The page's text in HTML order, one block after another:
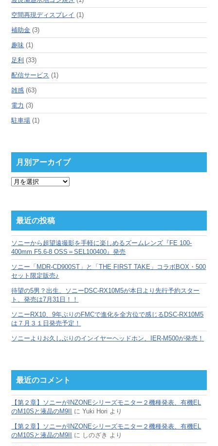
空間再現ディスプレイ (1)
補助金 (3)
趣味 (1)
足利 (33)
配信サービス (1)
雑感 (63)
電力 (3)
駐車場 (1)
月別アーカイブ
月
ー
カ
ブ
最近の投稿
ソニーから超望遠撮影を手軽に楽しめるズームレンズ『FE 100-
400mm F5.6-8 OSS＝SEL100400』発売
ソニー「MDR-CD900ST」と「THE FIRST TAKE」コラボBOX・500
セット限定販売♪
待望の5男？出生、ソニーDSC-RX10M5が本日より先行予約スター
ト、発売は7月31日！！
ソニーRX10、9年ぶりのFMCで進化を全方位で感じるDSC-RX10M5
は７月３１日発売予定！
ソニーよりお久しぶりのインイヤーヘッドホン、IER-M500が発売！
最近のコメント
【第２章】ソニーがINZONEシリーズモニター２機種発表、有機EL
のM10Sと液晶のM9II
にYuki Hori より
【第２章】ソニーがINZONEシリーズモニター２機種発表、有機EL
のM10Sと液晶のM9II
に しのざき より